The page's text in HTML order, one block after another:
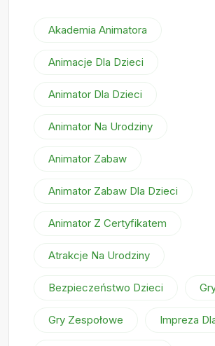
Akademia Animatora
Animacje Dla Dzieci
Animator Dla Dzieci
Animator Na Urodziny
Animator Zabaw
Animator Zabaw Dla Dzieci
Animator Z Certyfikatem
Atrakcje Na Urodziny
Bezpieczeństwo Dzieci
Gry Zespołowe Impreza